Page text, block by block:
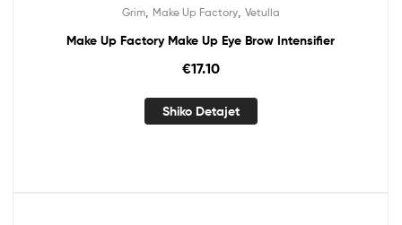
Grim, Make Up Factory, Vetulla
Make Up Factory Make Up Eye Brow Intensifier
€17.10
Shiko Detajet